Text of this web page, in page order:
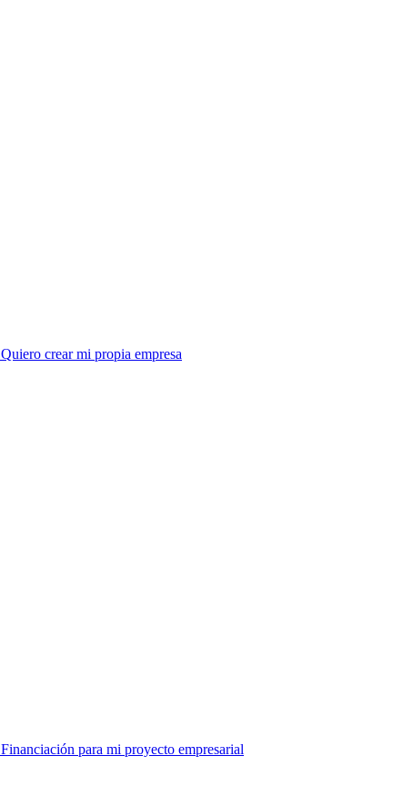
Quiero crear mi propia empresa
Financiación para mi proyecto empresarial